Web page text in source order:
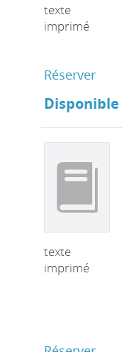
texte
imprimé
Réserver
Disponible
texte
imprimé